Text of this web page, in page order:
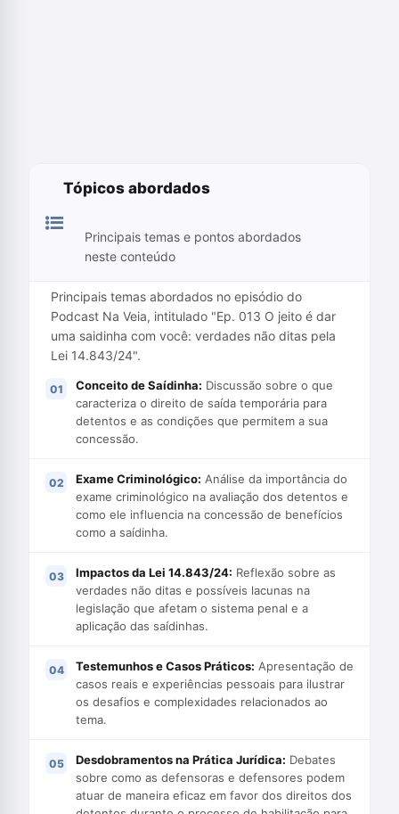
Tópicos abordados
Principais temas e pontos abordados
neste conteúdo
Principais temas abordados no episódio do
Podcast Na Veia, intitulado "Ep. 013 O jeito é dar
uma saidinha com você: verdades não ditas pela
Lei 14.843/24".
Conceito de Saídinha: Discussão sobre o que
caracteriza o direito de saída temporária para
detentos e as condições que permitem a sua
concessão.
Exame Criminológico: Análise da importância do
exame criminológico na avaliação dos detentos e
como ele influencia na concessão de benefícios
como a saídinha.
Impactos da Lei 14.843/24: Reflexão sobre as
verdades não ditas e possíveis lacunas na
legislação que afetam o sistema penal e a
aplicação das saídinhas.
Testemunhos e Casos Práticos: Apresentação de
casos reais e experiências pessoais para ilustrar
os desafios e complexidades relacionados ao
tema.
Desdobramentos na Prática Jurídica: Debates
sobre como as defensoras e defensores podem
atuar de maneira eficaz em favor dos direitos dos